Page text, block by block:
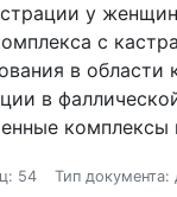
у
с
в области
в
54 Тип документа: